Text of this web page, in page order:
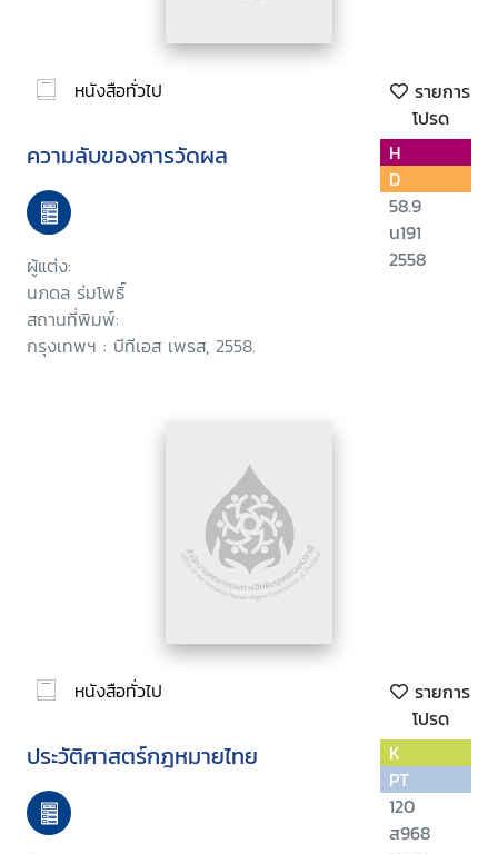
หนังสือทั่วไป
รายการ
โปรด
ความลับของการวัดผล
ผู้แต่ง:
นภดล ร่มโพธิ์
สถานที่พิมพ์:
กรุงเทพฯ : บีทีเอส เพรส, 2558.
H
D
58.9
น191
2558
หนังสือทั่วไป
รายการ
โปรด
ประวัติศาสตร์กฎหมายไทย
K
PT
120
ส968